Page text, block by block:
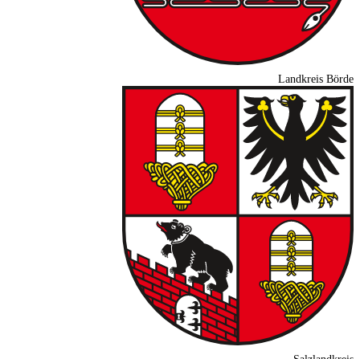
Landkreis Börde